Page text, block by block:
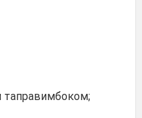
таправимбоком;